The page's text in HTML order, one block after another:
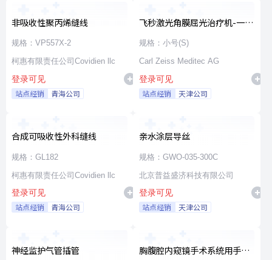
非吸收性聚丙烯缝线
规格：VP557X-2
柯惠有限责任公司Covidien llc
登录可见
站点经销 青海公司
飞秒激光角膜屈光治疗机-一次
性使用无菌治疗包
规格：小号(S)
Carl Zeiss Meditec AG
登录可见
站点经销 天津公司
合成可吸收性外科缝线
规格：GL182
柯惠有限责任公司Covidien llc
登录可见
站点经销 青海公司
亲水涂层导丝
规格：GWO-035-300C
北京普益盛济科技有限公司
登录可见
站点经销 天津公司
神经监护气管插管
胸腹腔内窥镜手术系统用手术